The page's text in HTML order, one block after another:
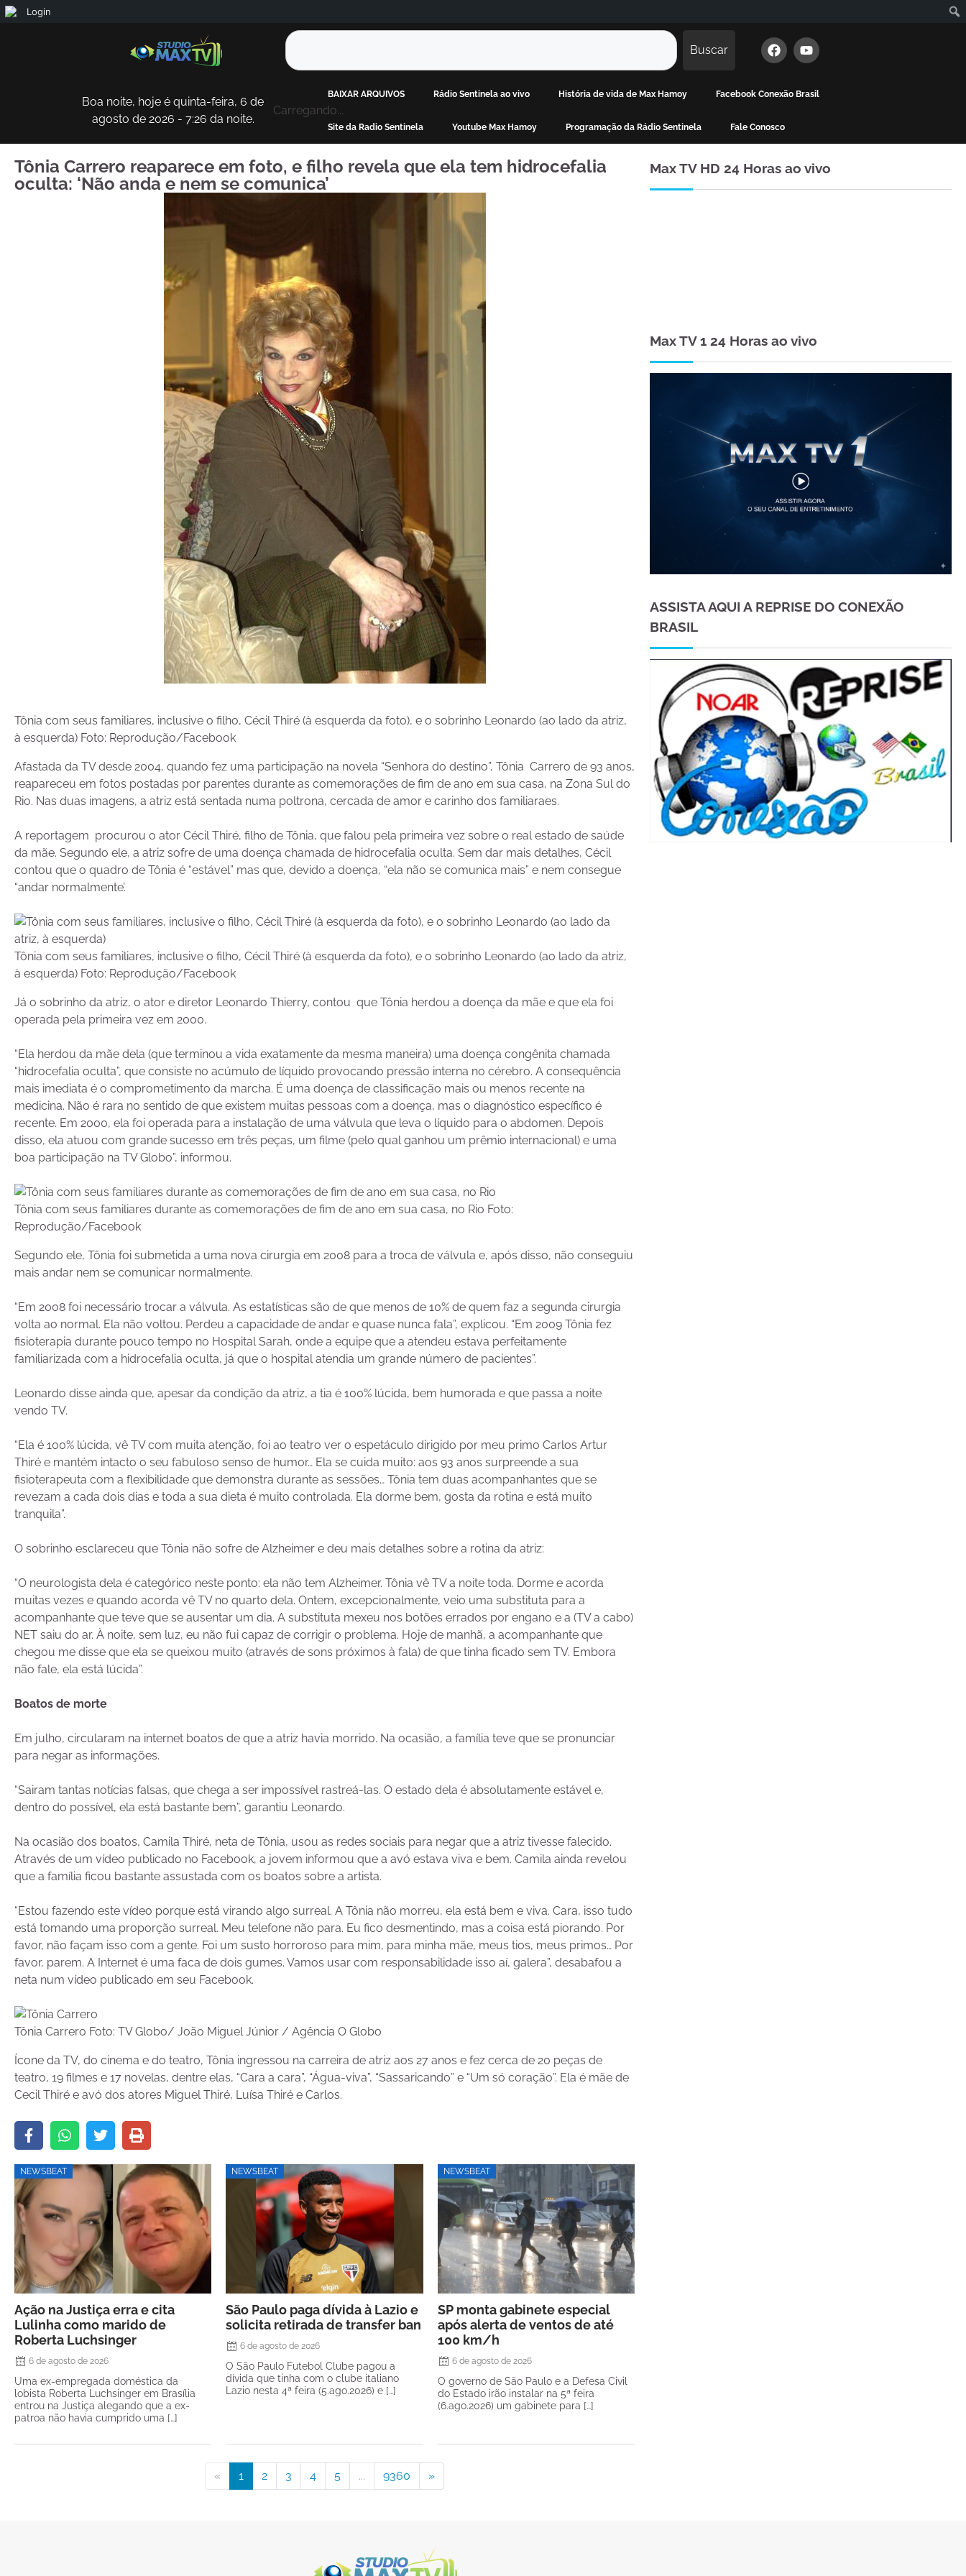
Buscar
Boa noite, hoje é quinta-feira, 6 de
agosto de 2026 - 7:26 da noite.
Carregando...
BAIXAR ARQUIVOS Rádio Sentinela ao vivo História de vida de Max Hamoy Facebook Conexão Brasil
Site da Radio Sentinela Youtube Max Hamoy Programação da Rádio Sentinela Fale Conosco
Tônia Carrero reaparece em foto, e filho revela que ela tem hidrocefalia
oculta: ‘Não anda e nem se comunica’
Tônia com seus familiares, inclusive o filho, Cécil Thiré (à esquerda da foto), e o sobrinho Leonardo (ao lado da atriz,
à esquerda) Foto: Reprodução/Facebook
Afastada da TV desde 2004, quando fez uma participação na novela “Senhora do destino”, Tônia Carrero de 93 anos,
reapareceu em fotos postadas por parentes durante as comemorações de fim de ano em sua casa, na Zona Sul do
Rio. Nas duas imagens, a atriz está sentada numa poltrona, cercada de amor e carinho dos familiaraes.
A reportagem procurou o ator Cécil Thiré, filho de Tônia, que falou pela primeira vez sobre o real estado de saúde
da mãe. Segundo ele, a atriz sofre de uma doença chamada de hidrocefalia oculta. Sem dar mais detalhes, Cécil
contou que o quadro de Tônia é “estável” mas que, devido a doença, “ela não se comunica mais” e nem consegue
“andar normalmente’.
Tônia com seus familiares, inclusive o filho, Cécil Thiré (à esquerda da foto), e o sobrinho Leonardo (ao lado da atriz,
à esquerda) Foto: Reprodução/Facebook
Já o sobrinho da atriz, o ator e diretor Leonardo Thierry, contou que Tônia herdou a doença da mãe e que ela foi
operada pela primeira vez em 2000.
“Ela herdou da mãe dela (que terminou a vida exatamente da mesma maneira) uma doença congênita chamada
“hidrocefalia oculta”, que consiste no acúmulo de líquido provocando pressão interna no cérebro. A consequência
mais imediata é o comprometimento da marcha. É uma doença de classificação mais ou menos recente na
medicina. Não é rara no sentido de que existem muitas pessoas com a doença, mas o diagnóstico específico é
recente. Em 2000, ela foi operada para a instalação de uma válvula que leva o líquido para o abdomen. Depois
disso, ela atuou com grande sucesso em três peças, um filme (pelo qual ganhou um prêmio internacional) e uma
boa participação na TV Globo”, informou.
Tônia com seus familiares durante as comemorações de fim de ano em sua casa, no Rio Foto:
Reprodução/Facebook
Segundo ele, Tônia foi submetida a uma nova cirurgia em 2008 para a troca de válvula e, após disso, não conseguiu
mais andar nem se comunicar normalmente.
“Em 2008 foi necessário trocar a válvula. As estatísticas são de que menos de 10% de quem faz a segunda cirurgia
volta ao normal. Ela não voltou. Perdeu a capacidade de andar e quase nunca fala”, explicou. “Em 2009 Tônia fez
fisioterapia durante pouco tempo no Hospital Sarah, onde a equipe que a atendeu estava perfeitamente
familiarizada com a hidrocefalia oculta, já que o hospital atendia um grande número de pacientes”.
Leonardo disse ainda que, apesar da condição da atriz, a tia é 100% lúcida, bem humorada e que passa a noite
vendo TV.
“Ela é 100% lúcida, vê TV com muita atenção, foi ao teatro ver o espetáculo dirigido por meu primo Carlos Artur
Thiré e mantém intacto o seu fabuloso senso de humor… Ela se cuida muito: aos 93 anos surpreende a sua
fisioterapeuta com a flexibilidade que demonstra durante as sessões… Tônia tem duas acompanhantes que se
revezam a cada dois dias e toda a sua dieta é muito controlada. Ela dorme bem, gosta da rotina e está muito
tranquila”.
O sobrinho esclareceu que Tônia não sofre de Alzheimer e deu mais detalhes sobre a rotina da atriz:
“O neurologista dela é categórico neste ponto: ela não tem Alzheimer. Tônia vê TV a noite toda. Dorme e acorda
muitas vezes e quando acorda vê TV no quarto dela. Ontem, excepcionalmente, veio uma substituta para a
acompanhante que teve que se ausentar um dia. A substituta mexeu nos botões errados por engano e a (TV a cabo)
NET saiu do ar. À noite, sem luz, eu não fui capaz de corrigir o problema. Hoje de manhã, a acompanhante que
chegou me disse que ela se queixou muito (através de sons próximos à fala) de que tinha ficado sem TV. Embora
não fale, ela está lúcida”.
Boatos de morte
Em julho, circularam na internet boatos de que a atriz havia morrido. Na ocasião, a família teve que se pronunciar
para negar as informações.
“Sairam tantas notícias falsas, que chega a ser impossível rastreá-las. O estado dela é absolutamente estável e,
dentro do possível, ela está bastante bem”, garantiu Leonardo.
Na ocasião dos boatos, Camila Thiré, neta de Tônia, usou as redes sociais para negar que a atriz tivesse falecido.
Através de um vídeo publicado no Facebook, a jovem informou que a avó estava viva e bem. Camila ainda revelou
que a família ficou bastante assustada com os boatos sobre a artista.
“Estou fazendo este vídeo porque está virando algo surreal. A Tônia não morreu, ela está bem e viva. Cara, isso tudo
está tomando uma proporção surreal. Meu telefone não para. Eu fico desmentindo, mas a coisa está piorando. Por
favor, não façam isso com a gente. Foi um susto horroroso para mim, para minha mãe, meus tios, meus primos… Por
favor, parem. A Internet é uma faca de dois gumes. Vamos usar com responsabilidade isso aí, galera”, desabafou a
neta num vídeo publicado em seu Facebook.
Tônia Carrero Foto: TV Globo/ João Miguel Júnior / Agência O Globo
Ícone da TV, do cinema e do teatro, Tônia ingressou na carreira de atriz aos 27 anos e fez cerca de 20 peças de
teatro, 19 filmes e 17 novelas, dentre elas, “Cara a cara”, “Água-viva”, “Sassaricando” e “Um só coração”. Ela é mãe de
Cecil Thiré e avó dos atores Miguel Thiré, Luísa Thiré e Carlos.
NEWSBEAT
Ação na Justiça erra e cita
Lulinha como marido de
Roberta Luchsinger
6 de agosto de 2026
Uma ex-empregada doméstica da
lobista Roberta Luchsinger em Brasília
entrou na Justiça alegando que a ex-
patroa não havia cumprido uma […]
NEWSBEAT
São Paulo paga dívida à Lazio e
solicita retirada de transfer ban
6 de agosto de 2026
O São Paulo Futebol Clube pagou a
dívida que tinha com o clube italiano
Lazio nesta 4ª feira (5.ago.2026) e […]
NEWSBEAT
SP monta gabinete especial
após alerta de ventos de até
100 km/h
6 de agosto de 2026
O governo de São Paulo e a Defesa Civil
do Estado irão instalar na 5ª feira
(6.ago.2026) um gabinete para […]
« 1 2 3 4 5 ... 9360 »
Max TV HD 24 Horas ao vivo
Max TV 1 24 Horas ao vivo
ASSISTA AQUI A REPRISE DO CONEXÃO
BRASIL
Login